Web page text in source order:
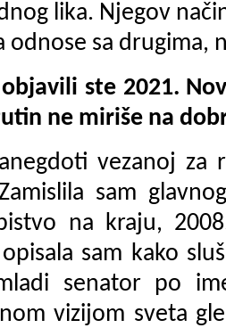
lika. Njegov
odnose sa drugima,
ste 2021.
ne miriše na
vezanoj za
sam
na kraju,
sam kako
senator po
vizijom sveta